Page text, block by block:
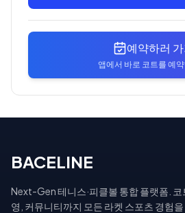
예약하러
앱에서 바로 코트를 예
BACELINE
Next-Gen 테니스·피클볼 통합 플랫폼. 코
영, 커뮤니티까지 모든 라켓 스포츠 경험